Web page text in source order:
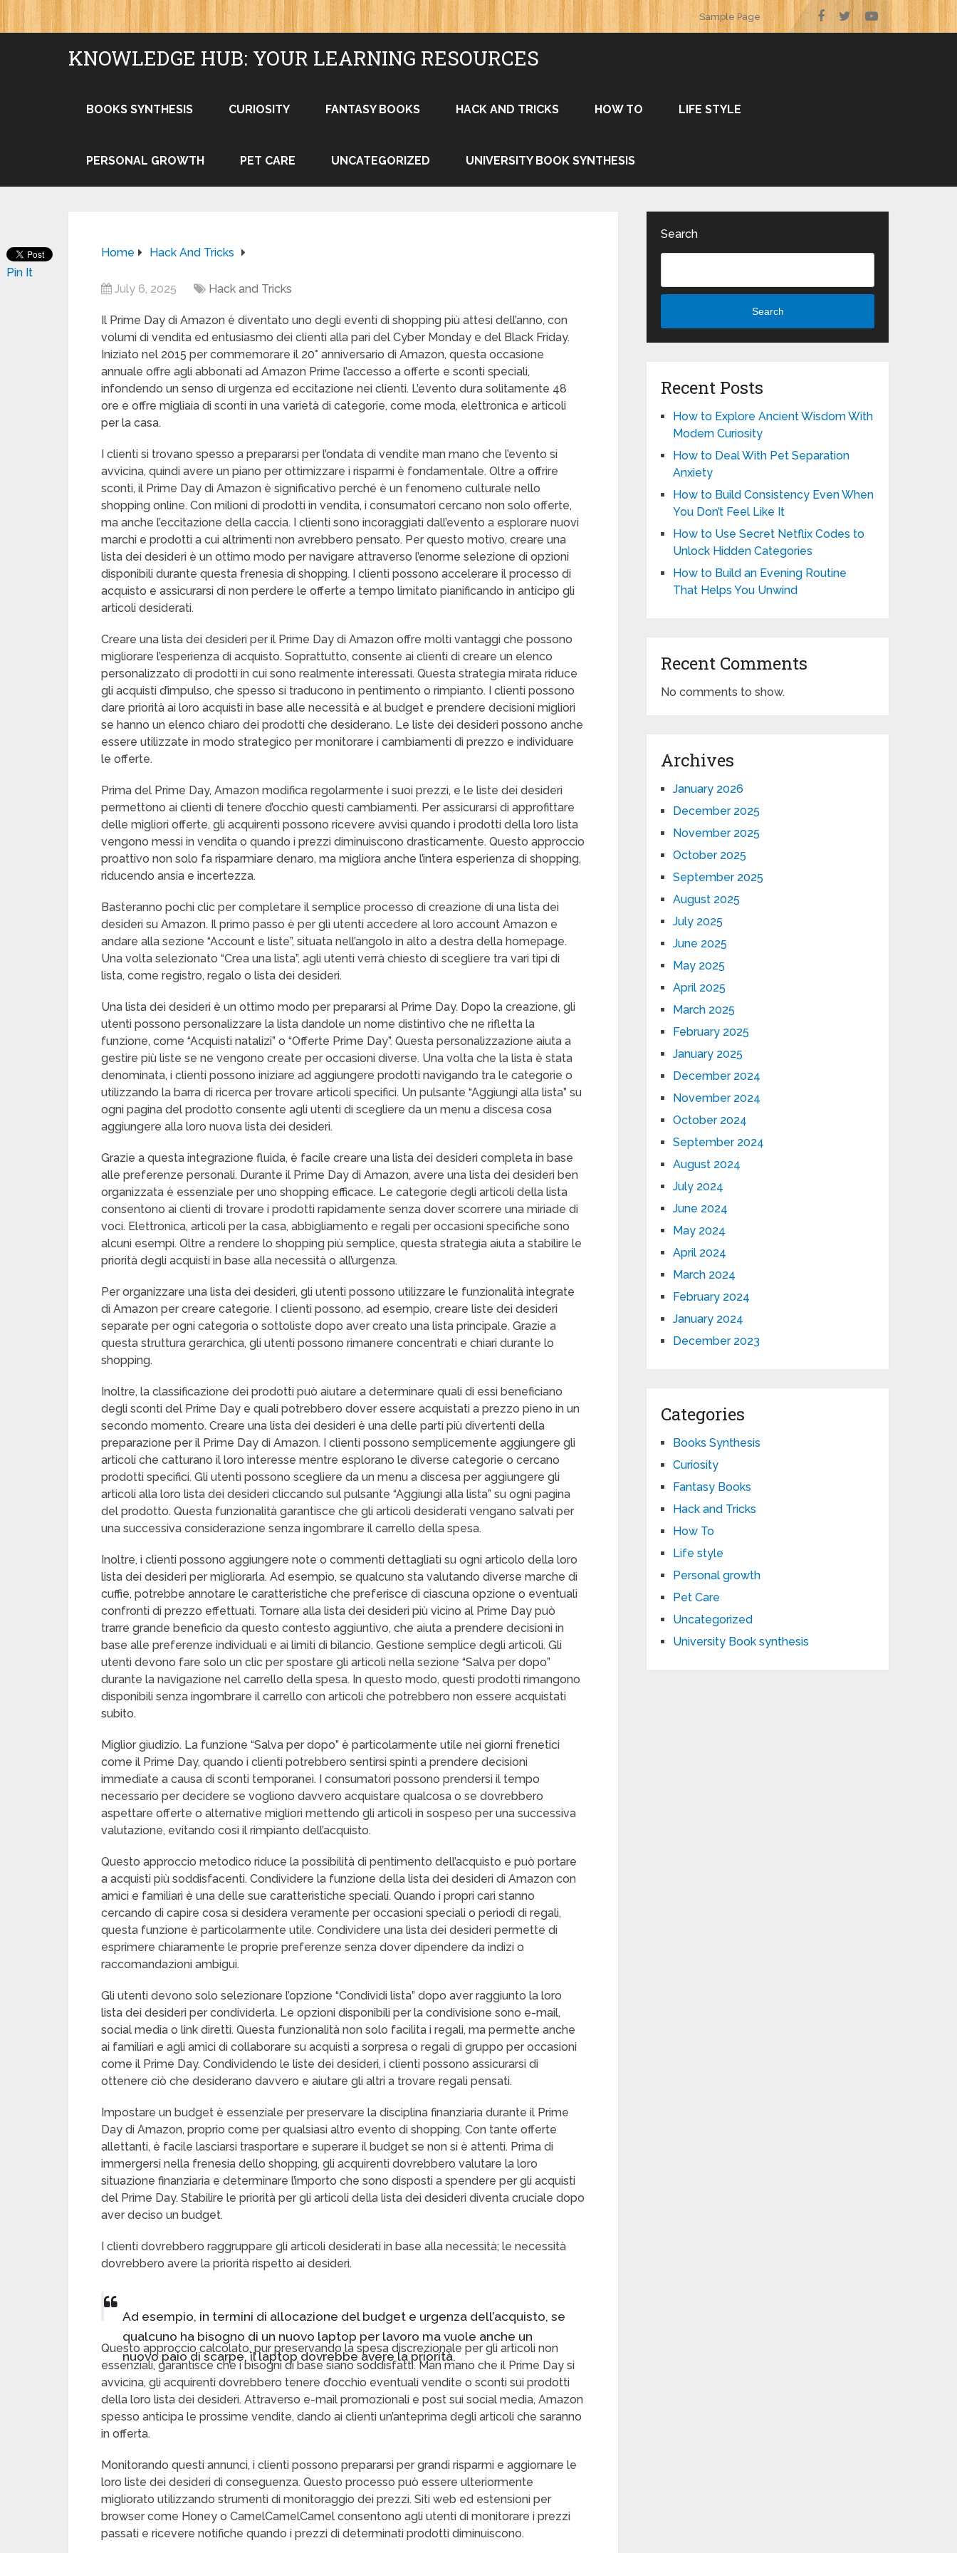
Sample Page
KNOWLEDGE HUB: YOUR LEARNING RESOURCES
BOOKS SYNTHESIS CURIOSITY FANTASY BOOKS HACK AND TRICKS HOW TO LIFE STYLE
PERSONAL GROWTH PET CARE UNCATEGORIZED UNIVERSITY BOOK SYNTHESIS
Home Hack And Tricks
July 6, 2025 Hack and Tricks
Il Prime Day di Amazon è diventato uno degli eventi di shopping più attesi dell’anno, con
volumi di vendita ed entusiasmo dei clienti alla pari del Cyber Monday e del Black Friday.
Iniziato nel 2015 per commemorare il 20° anniversario di Amazon, questa occasione
annuale offre agli abbonati ad Amazon Prime l’accesso a offerte e sconti speciali,
infondendo un senso di urgenza ed eccitazione nei clienti. L’evento dura solitamente 48
ore e offre migliaia di sconti in una varietà di categorie, come moda, elettronica e articoli
per la casa.
I clienti si trovano spesso a prepararsi per l’ondata di vendite man mano che l’evento si
avvicina, quindi avere un piano per ottimizzare i risparmi è fondamentale. Oltre a offrire
sconti, il Prime Day di Amazon è significativo perché è un fenomeno culturale nello
shopping online. Con milioni di prodotti in vendita, i consumatori cercano non solo offerte,
ma anche l’eccitazione della caccia. I clienti sono incoraggiati dall’evento a esplorare nuovi
marchi e prodotti a cui altrimenti non avrebbero pensato. Per questo motivo, creare una
lista dei desideri è un ottimo modo per navigare attraverso l’enorme selezione di opzioni
disponibili durante questa frenesia di shopping. I clienti possono accelerare il processo di
acquisto e assicurarsi di non perdere le offerte a tempo limitato pianificando in anticipo gli
articoli desiderati.
Creare una lista dei desideri per il Prime Day di Amazon offre molti vantaggi che possono
migliorare l’esperienza di acquisto. Soprattutto, consente ai clienti di creare un elenco
personalizzato di prodotti in cui sono realmente interessati. Questa strategia mirata riduce
gli acquisti d’impulso, che spesso si traducono in pentimento o rimpianto. I clienti possono
dare priorità ai loro acquisti in base alle necessità e al budget e prendere decisioni migliori
se hanno un elenco chiaro dei prodotti che desiderano. Le liste dei desideri possono anche
essere utilizzate in modo strategico per monitorare i cambiamenti di prezzo e individuare
le offerte.
Prima del Prime Day, Amazon modifica regolarmente i suoi prezzi, e le liste dei desideri
permettono ai clienti di tenere d’occhio questi cambiamenti. Per assicurarsi di approfittare
delle migliori offerte, gli acquirenti possono ricevere avvisi quando i prodotti della loro lista
vengono messi in vendita o quando i prezzi diminuiscono drasticamente. Questo approccio
proattivo non solo fa risparmiare denaro, ma migliora anche l’intera esperienza di shopping,
riducendo ansia e incertezza.
Basteranno pochi clic per completare il semplice processo di creazione di una lista dei
desideri su Amazon. Il primo passo è per gli utenti accedere al loro account Amazon e
andare alla sezione “Account e liste”, situata nell’angolo in alto a destra della homepage.
Una volta selezionato “Crea una lista”, agli utenti verrà chiesto di scegliere tra vari tipi di
lista, come registro, regalo o lista dei desideri.
Una lista dei desideri è un ottimo modo per prepararsi al Prime Day. Dopo la creazione, gli
utenti possono personalizzare la lista dandole un nome distintivo che ne rifletta la
funzione, come “Acquisti natalizi” o “Offerte Prime Day”. Questa personalizzazione aiuta a
gestire più liste se ne vengono create per occasioni diverse. Una volta che la lista è stata
denominata, i clienti possono iniziare ad aggiungere prodotti navigando tra le categorie o
utilizzando la barra di ricerca per trovare articoli specifici. Un pulsante “Aggiungi alla lista” su
ogni pagina del prodotto consente agli utenti di scegliere da un menu a discesa cosa
aggiungere alla loro nuova lista dei desideri.
Grazie a questa integrazione fluida, è facile creare una lista dei desideri completa in base
alle preferenze personali. Durante il Prime Day di Amazon, avere una lista dei desideri ben
organizzata è essenziale per uno shopping efficace. Le categorie degli articoli della lista
consentono ai clienti di trovare i prodotti rapidamente senza dover scorrere una miriade di
voci. Elettronica, articoli per la casa, abbigliamento e regali per occasioni specifiche sono
alcuni esempi. Oltre a rendere lo shopping più semplice, questa strategia aiuta a stabilire le
priorità degli acquisti in base alla necessità o all’urgenza.
Per organizzare una lista dei desideri, gli utenti possono utilizzare le funzionalità integrate
di Amazon per creare categorie. I clienti possono, ad esempio, creare liste dei desideri
separate per ogni categoria o sottoliste dopo aver creato una lista principale. Grazie a
questa struttura gerarchica, gli utenti possono rimanere concentrati e chiari durante lo
shopping.
Inoltre, la classificazione dei prodotti può aiutare a determinare quali di essi beneficiano
degli sconti del Prime Day e quali potrebbero dover essere acquistati a prezzo pieno in un
secondo momento. Creare una lista dei desideri è una delle parti più divertenti della
preparazione per il Prime Day di Amazon. I clienti possono semplicemente aggiungere gli
articoli che catturano il loro interesse mentre esplorano le diverse categorie o cercano
prodotti specifici. Gli utenti possono scegliere da un menu a discesa per aggiungere gli
articoli alla loro lista dei desideri cliccando sul pulsante “Aggiungi alla lista” su ogni pagina
del prodotto. Questa funzionalità garantisce che gli articoli desiderati vengano salvati per
una successiva considerazione senza ingombrare il carrello della spesa.
Inoltre, i clienti possono aggiungere note o commenti dettagliati su ogni articolo della loro
lista dei desideri per migliorarla. Ad esempio, se qualcuno sta valutando diverse marche di
cuffie, potrebbe annotare le caratteristiche che preferisce di ciascuna opzione o eventuali
confronti di prezzo effettuati. Tornare alla lista dei desideri più vicino al Prime Day può
trarre grande beneficio da questo contesto aggiuntivo, che aiuta a prendere decisioni in
base alle preferenze individuali e ai limiti di bilancio. Gestione semplice degli articoli. Gli
utenti devono fare solo un clic per spostare gli articoli nella sezione “Salva per dopo”
durante la navigazione nel carrello della spesa. In questo modo, questi prodotti rimangono
disponibili senza ingombrare il carrello con articoli che potrebbero non essere acquistati
subito.
Miglior giudizio. La funzione “Salva per dopo” è particolarmente utile nei giorni frenetici
come il Prime Day, quando i clienti potrebbero sentirsi spinti a prendere decisioni
immediate a causa di sconti temporanei. I consumatori possono prendersi il tempo
necessario per decidere se vogliono davvero acquistare qualcosa o se dovrebbero
aspettare offerte o alternative migliori mettendo gli articoli in sospeso per una successiva
valutazione, evitando così il rimpianto dell’acquisto.
Questo approccio metodico riduce la possibilità di pentimento dell’acquisto e può portare
a acquisti più soddisfacenti. Condividere la funzione della lista dei desideri di Amazon con
amici e familiari è una delle sue caratteristiche speciali. Quando i propri cari stanno
cercando di capire cosa si desidera veramente per occasioni speciali o periodi di regali,
questa funzione è particolarmente utile. Condividere una lista dei desideri permette di
esprimere chiaramente le proprie preferenze senza dover dipendere da indizi o
raccomandazioni ambigui.
Gli utenti devono solo selezionare l’opzione “Condividi lista” dopo aver raggiunto la loro
lista dei desideri per condividerla. Le opzioni disponibili per la condivisione sono e-mail,
social media o link diretti. Questa funzionalità non solo facilita i regali, ma permette anche
ai familiari e agli amici di collaborare su acquisti a sorpresa o regali di gruppo per occasioni
come il Prime Day. Condividendo le liste dei desideri, i clienti possono assicurarsi di
ottenere ciò che desiderano davvero e aiutare gli altri a trovare regali pensati.
Impostare un budget è essenziale per preservare la disciplina finanziaria durante il Prime
Day di Amazon, proprio come per qualsiasi altro evento di shopping. Con tante offerte
allettanti, è facile lasciarsi trasportare e superare il budget se non si è attenti. Prima di
immergersi nella frenesia dello shopping, gli acquirenti dovrebbero valutare la loro
situazione finanziaria e determinare l’importo che sono disposti a spendere per gli acquisti
del Prime Day. Stabilire le priorità per gli articoli della lista dei desideri diventa cruciale dopo
aver deciso un budget.
I clienti dovrebbero raggruppare gli articoli desiderati in base alla necessità; le necessità
dovrebbero avere la priorità rispetto ai desideri.
Ad esempio, in termini di allocazione del budget e urgenza dell’acquisto, se
qualcuno ha bisogno di un nuovo laptop per lavoro ma vuole anche un
nuovo paio di scarpe, il laptop dovrebbe avere la priorità.
Questo approccio calcolato, pur preservando la spesa discrezionale per gli articoli non
essenziali, garantisce che i bisogni di base siano soddisfatti. Man mano che il Prime Day si
avvicina, gli acquirenti dovrebbero tenere d’occhio eventuali vendite o sconti sui prodotti
della loro lista dei desideri. Attraverso e-mail promozionali e post sui social media, Amazon
spesso anticipa le prossime vendite, dando ai clienti un’anteprima degli articoli che saranno
in offerta.
Monitorando questi annunci, i clienti possono prepararsi per grandi risparmi e aggiornare le
loro liste dei desideri di conseguenza. Questo processo può essere ulteriormente
migliorato utilizzando strumenti di monitoraggio dei prezzi. Siti web ed estensioni per
browser come Honey o CamelCamelCamel consentono agli utenti di monitorare i prezzi
passati e ricevere notifiche quando i prezzi di determinati prodotti diminuiscono.
Pin It
Search
Search
Recent Posts
How to Explore Ancient Wisdom With
Modern Curiosity
How to Deal With Pet Separation
Anxiety
How to Build Consistency Even When
You Don’t Feel Like It
How to Use Secret Netflix Codes to
Unlock Hidden Categories
How to Build an Evening Routine
That Helps You Unwind
Recent Comments
No comments to show.
Archives
January 2026
December 2025
November 2025
October 2025
September 2025
August 2025
July 2025
June 2025
May 2025
April 2025
March 2025
February 2025
January 2025
December 2024
November 2024
October 2024
September 2024
August 2024
July 2024
June 2024
May 2024
April 2024
March 2024
February 2024
January 2024
December 2023
Categories
Books Synthesis
Curiosity
Fantasy Books
Hack and Tricks
How To
Life style
Personal growth
Pet Care
Uncategorized
University Book synthesis